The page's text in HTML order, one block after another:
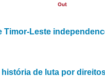
Out
Leste
de luta por